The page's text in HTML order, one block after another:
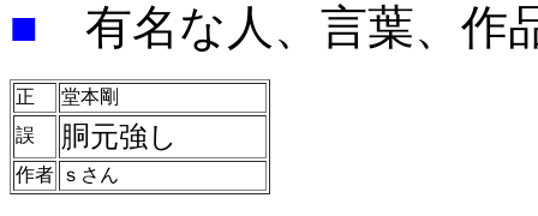
■ 有名な人、言葉、作
正
堂本剛
誤
胴元強し
作者 ｓさん